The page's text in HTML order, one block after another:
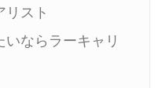
リスト
ならラーキャリ